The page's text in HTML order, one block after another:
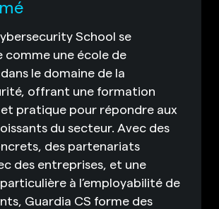
School se
comme une école de
le domaine de la
offrant une formation
pratique pour répondre aux
du secteur. Avec des
des partenariats
des entreprises, et une
à l’employabilité de
Guardia CS forme des